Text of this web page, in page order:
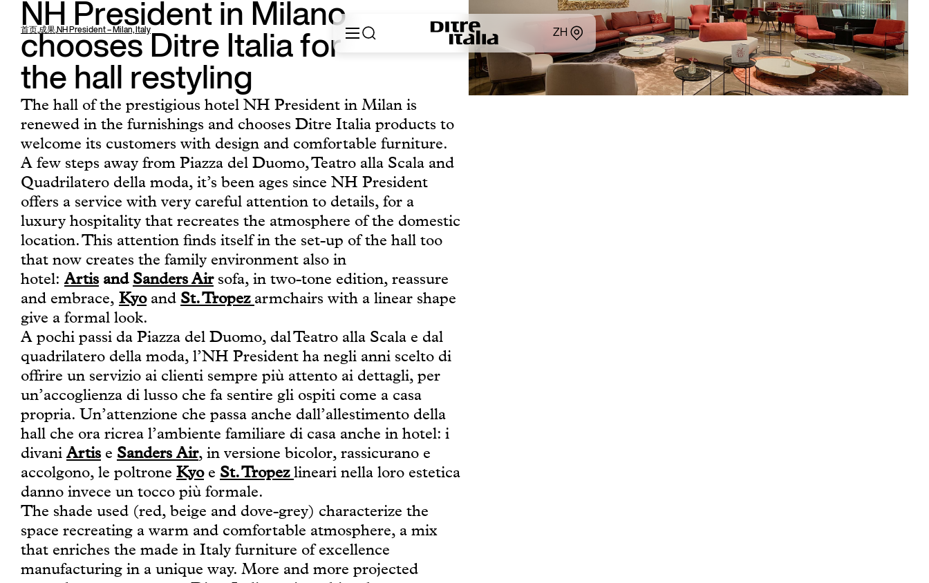
ZH
定制
关于
产品目录和材料
Ditre for Professionals
销售点
新闻和媒体
专属区域
联系方式
Français
Deutsch
Español
Русский
简体中文
首页,成果,NH President – Milan, Italy
NH President in Milano
chooses Ditre Italia for
the hall restyling
The hall of the prestigious hotel NH President in Milan is
renewed in the furnishings and chooses Ditre Italia products to
welcome its customers with design and comfortable furniture.
A few steps away from Piazza del Duomo, Teatro alla Scala and
Quadrilatero della moda, it’s been ages since NH President
offers a service with very careful attention to details, for a
luxury hospitality that recreates the atmosphere of the domestic
location. This attention finds itself in the set-up of the hall too
that now creates the family environment also in
hotel: Artis and Sanders Airsofa, in two-tone edition, reassure
and embrace, Kyoand St. Tropez armchairs with a linear shape
give a formal look.
A pochi passi da Piazza del Duomo, dal Teatro alla Scala e dal
quadrilatero della moda, l’NH President ha negli anni scelto di
offrire un servizio ai clienti sempre più attento ai dettagli, per
un’accoglienza di lusso che fa sentire gli ospiti come a casa
propria. Un’attenzione che passa anche dall’allestimento della
hall che ora ricrea l’ambiente familiare di casa anche in hotel: i
divani Artis e Sanders Air, in versione bicolor, rassicurano e
accolgono, le poltrone Kyoe St. Tropezlineari nella loro estetica
danno invece un tocco più formale.
The shade used (red, beige and dove-grey) characterize the
space recreating a warm and comfortable atmosphere, a mix
that enriches the made in Italy furniture of excellence
manufacturing in a unique way. More and more projected